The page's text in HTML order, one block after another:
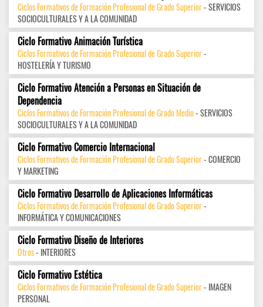
Ciclos Formativos de Formación Profesional de Grado Superior- SERVICIOS
SOCIOCULTURALES Y A LA COMUNIDAD
Ciclo Formativo Animación Turística
Ciclos Formativos de Formación Profesional de Grado Superior-
HOSTELERÍA Y TURISMO
Ciclo Formativo Atención a Personas en Situación de
Dependencia
Ciclos Formativos de Formación Profesional de Grado Medio- SERVICIOS
SOCIOCULTURALES Y A LA COMUNIDAD
Ciclo Formativo Comercio Internacional
Ciclos Formativos de Formación Profesional de Grado Superior- COMERCIO
Y MARKETING
Ciclo Formativo Desarrollo de Aplicaciones Informáticas
Ciclos Formativos de Formación Profesional de Grado Superior-
INFORMÁTICA Y COMUNICACIONES
Ciclo Formativo Diseño de Interiores
Otros- INTERIORES
Ciclo Formativo Estética
Ciclos Formativos de Formación Profesional de Grado Superior- IMAGEN
PERSONAL